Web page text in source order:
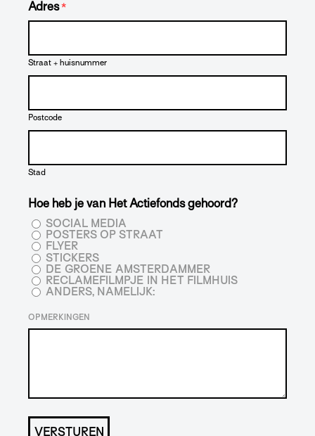
Adres *
Straat + huisnummer
Postcode
Stad
Hoe heb je van Het Actiefonds gehoord?
SOCIAL MEDIA
POSTERS OP STRAAT
FLYER
STICKERS
DE GROENE AMSTERDAMMER
RECLAMEFILMPJE IN HET FILMHUIS
ANDERS, NAMELIJK:
OPMERKINGEN